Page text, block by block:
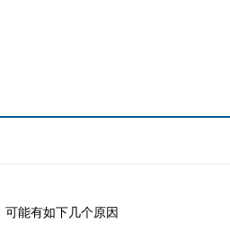
能有如下几个原因